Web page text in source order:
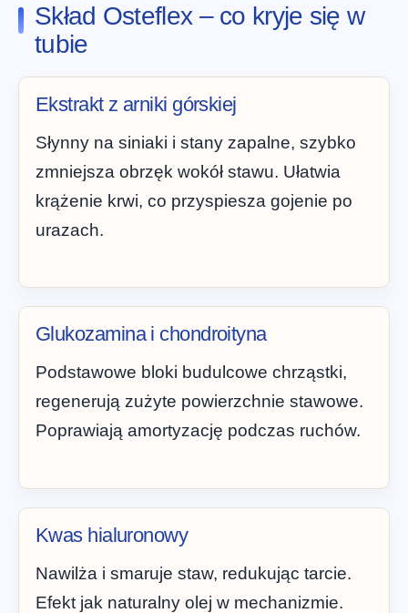
Skład Osteflex – co kryje się w
tubie
Ekstrakt z arniki górskiej
Słynny na siniaki i stany zapalne, szybko
zmniejsza obrzęk wokół stawu. Ułatwia
krążenie krwi, co przyspiesza gojenie po
urazach.
Glukozamina i chondroityna
Podstawowe bloki budulcowe chrząstki,
regenerują zużyte powierzchnie stawowe.
Poprawiają amortyzację podczas ruchów.
Kwas hialuronowy
Nawilża i smaruje staw, redukując tarcie.
Efekt jak naturalny olej w mechanizmie.